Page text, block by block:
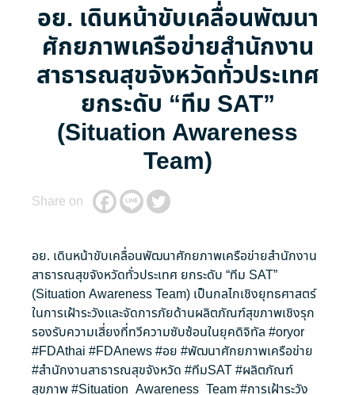
อย. เดินหน้าขับเคลื่อนพัฒนา
ศักยภาพเครือข่ายสำนักงาน
สาธารณสุขจังหวัดทั่วประเทศ
ยกระดับ “ทีม SAT”
(Situation Awareness
Team)
Share on
อย. เดินหน้าขับเคลื่อนพัฒนาศักยภาพเครือข่ายสำนักงาน
สาธารณสุขจังหวัดทั่วประเทศ ยกระดับ “ทีม SAT”
(Situation Awareness Team) เป็นกลไกเชิงยุทธศาสตร์
ในการเฝ้าระวังและจัดการภัยด้านผลิตภัณฑ์สุขภาพเชิงรุก
รองรับความเสี่ยงที่ทวีความซับซ้อนในยุคดิจิทัล #oryor
#FDAthai #FDAnews#อย #พัฒนาศักยภาพเครือข่าย
#สำนักงานสาธารณสุขจังหวัด #ทีมSAT#ผลิตภัณฑ์
สุขภาพ#Situation_Awareness_Team#การเฝ้าระวัง